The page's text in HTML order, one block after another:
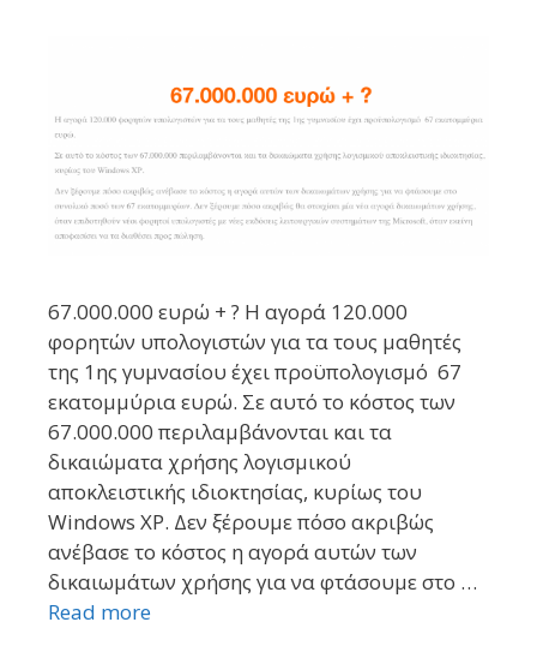
πληροφοριακά συστήματα του δημόσιου και του ιδιωτικού
τομέα. Ωστόσο, συχνά αντιμετωπίζεται σαν ένας
ανεξάντλητος και δωρεάν πόρος, χωρίς να αναγνωρίζεται η
εργασία που απαιτείται για την ανάπτυξη, τη συντήρηση, την
ασφάλεια και ...
Περισσότερα...
67.000.000 ευρώ + ? Η αγορά 120.000
φορητών υπολογιστών για τα τους μαθητές
της 1ης γυμνασίου έχει προϋπολογισμό 67
εκατομμύρια ευρώ. Σε αυτό το κόστος των
67.000.000 περιλαμβάνονται και τα
δικαιώματα χρήσης λογισμικού
αποκλειστικής ιδιοκτησίας, κυρίως του
Windows XP. Δεν ξέρουμε πόσο ακριβώς
ανέβασε το κόστος η αγορά αυτών των
δικαιωμάτων χρήσης για να φτάσουμε στο …
Read more